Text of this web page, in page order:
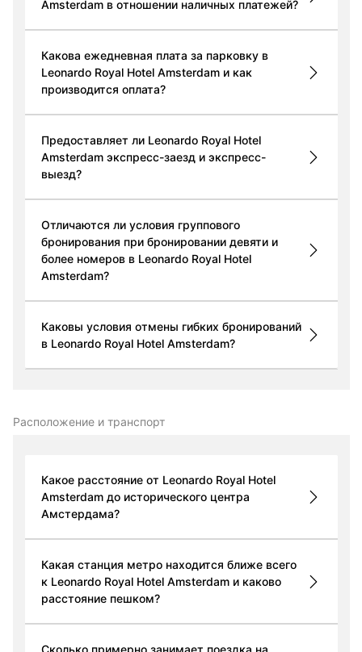
Amsterdam в отношении наличных платежей?
Какова ежедневная плата за парковку в
Leonardo Royal Hotel Amsterdam и как
производится оплата?
Предоставляет ли Leonardo Royal Hotel
Amsterdam экспресс-заезд и экспресс-
выезд?
Отличаются ли условия группового
бронирования при бронировании девяти и
более номеров в Leonardo Royal Hotel
Amsterdam?
Каковы условия отмены гибких бронирований
в Leonardo Royal Hotel Amsterdam?
Расположение и транспорт
Какое расстояние от Leonardo Royal Hotel
Amsterdam до исторического центра
Амстердама?
Какая станция метро находится ближе всего
к Leonardo Royal Hotel Amsterdam и каково
расстояние пешком?